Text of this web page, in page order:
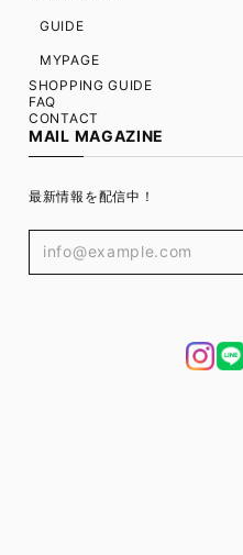
GUIDE
MYPAGE
SHOPPING GUIDE
FAQ
CONTACT
MAIL MAGAZINE
最新情報を配信中！